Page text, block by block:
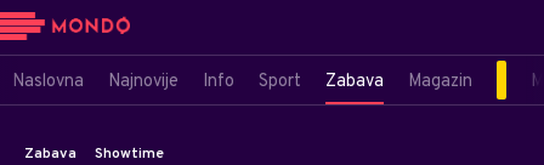
Naslovna Najnovije Info Sport Zabava Magazin
Zabava Showtime